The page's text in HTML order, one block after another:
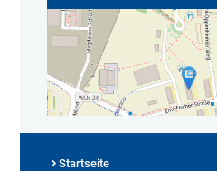
Startseite